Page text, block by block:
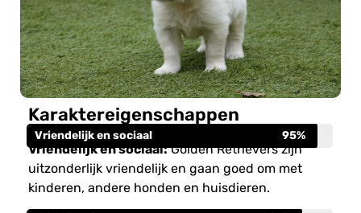
Karaktereigenschappen
Vriendelijk en sociaal 95%
Vriendelijk en sociaal:Golden Retrievers zijn
uitzonderlijk vriendelijk en gaan goed om met
kinderen, andere honden en huisdieren.